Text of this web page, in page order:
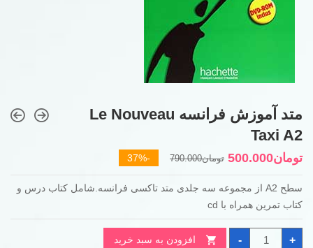
متد آموزش فرانسه Le Nouveau
Taxi A2
تومان790.000قیمت
تومان790.000
تومان500.000
قیمت
تومان500.000
سطح A2 از مجموعه سه جلدی متد تاکسی فرانسه.شامل کتاب درس و
کتاب تمرین همراه با cd
-
متد
آموزش
+ افزودن به سبد خرید